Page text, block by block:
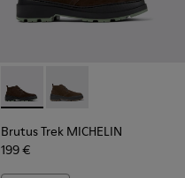
Brutus Trek MICHELIN -
Brutus Trek
Brutus Trek MICHELIN
199 €